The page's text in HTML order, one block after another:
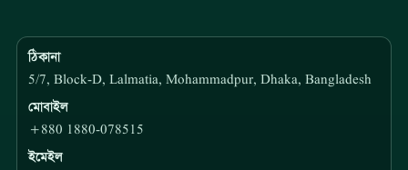
ঠিকানা
5/7, Block-D, Lalmatia, Mohammadpur, Dhaka, Bangladesh
মোবাইল
+880 1880-078515
ইমেইল